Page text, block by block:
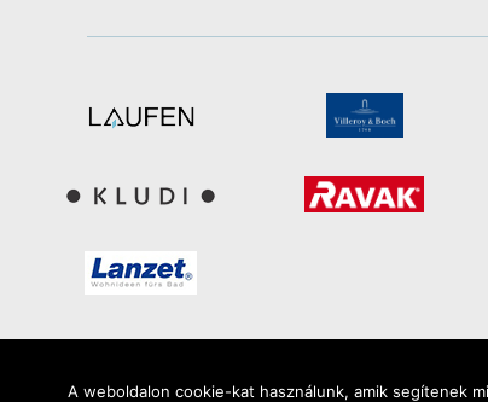
A weboldalon cookie-kat használunk, amik segítenek